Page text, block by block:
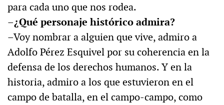
para cada uno que nos rodea.
–¿Qué personaje histórico admira?
–Voy nombrar a alguien que vive, admiro a
Adolfo Pérez Esquivel por su coherencia en la
defensa de los derechos humanos. Y en la
historia, admiro a los que estuvieron en el
campo de batalla, en el campo-campo, como